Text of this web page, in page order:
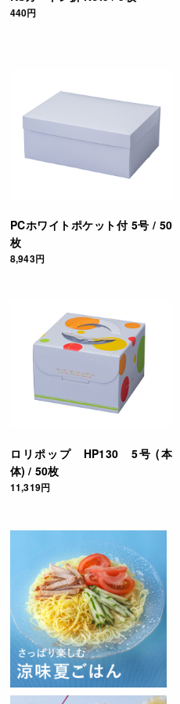
440円
PCホワイトポケット付 5号 / 50
枚
8,943円
ロリポップ HP130 5号 (本
体) / 50枚
11,319円